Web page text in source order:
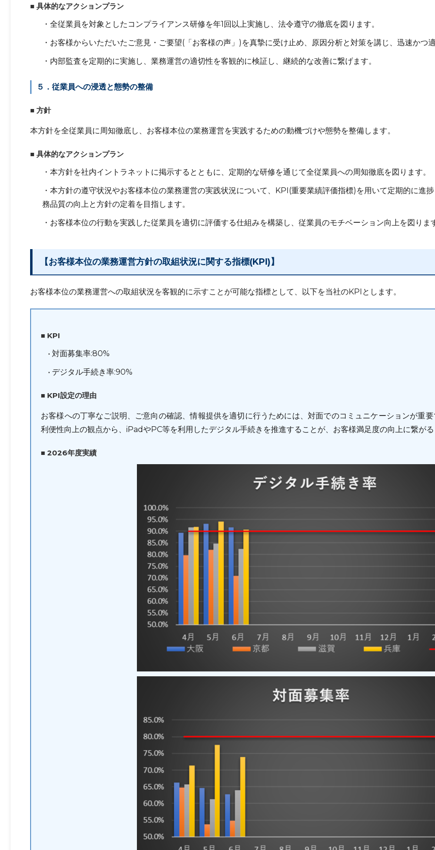
■ 具体的なアクションプラン
・全従業員を対象としたコンプライアンス研修を年1回以上実施し、法令遵守の徹底を図ります。
・お客様からいただいたご意見・ご要望(「お客様の声」)を真摯に受け止め、原因分析と対策を講じ、迅速かつ
・内部監査を定期的に実施し、業務運営の適切性を客観的に検証し、継続的な改善に繋げます。
５．従業員への浸透と態勢の整備
■ 方針
本方針を全従業員に周知徹底し、お客様本位の業務運営を実践するための動機づけや態勢を整備します。
■ 具体的なアクションプラン
・本方針を社内イントラネットに掲示するとともに、定期的な研修を通じて全従業員への周知徹底を図ります。
・本方針の遵守状況やお客様本位の業務運営の実践状況について、KPI(重要業績評価指標)を用いて定期的に進
務品質の向上と方針の定着を目指します。
・お客様本位の行動を実践した従業員を適切に評価する仕組みを構築し、従業員のモチベーション向上を図りま
【お客様本位の業務運営方針の取組状況に関する指標(KPI)】
お客様本位の業務運営への取組状況を客観的に示すことが可能な指標として、以下を当社のKPIとします。
■ KPI
• 対面募集率:80%
• デジタル手続き率:90%
■ KPI設定の理由
お客様への丁寧なご説明、ご意向の確認、情報提供を適切に行うためには、対面でのコミュニケーションが重
利便性向上の観点から、iPadやPC等を利用したデジタル手続きを推進することが、お客様満足度の向上に繋が
■ 2026年度実績